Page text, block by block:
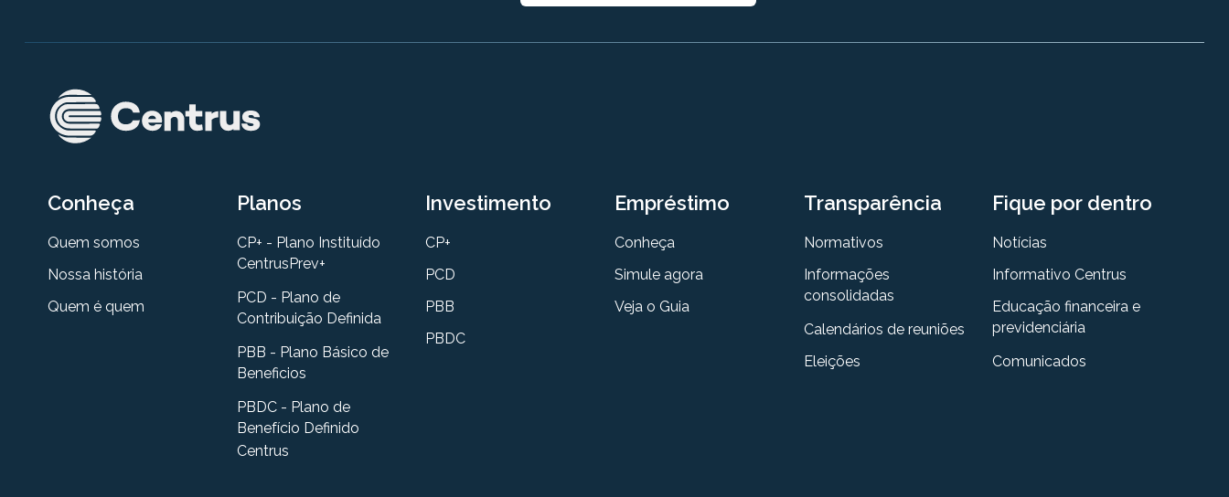
Conheça
Quem somos
Nossa história
Quem é quem
Planos
CP+ - Plano Instituído
CentrusPrev+
PCD - Plano de
Contribuição Definida
PBB - Plano Básico de
Beneficios
PBDC - Plano de
Benefício Definido
Centrus
Investimento
CP+
PCD
PBB
PBDC
Empréstimo
Conheça
Simule agora
Veja o Guia
Transparência
Normativos
Informações
consolidadas
Calendários de reuniões
Eleições
Fique por dentro
Notícias
Informativo Centrus
Educação financeira e
previdenciária
Comunicados